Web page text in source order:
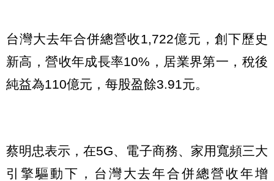
台灣大去年合併總營收1,722億元，創下歷史
新高，營收年成長率10%，居業界第一，稅後
純益為110億元，每股盈餘3.91元。
蔡明忠表示，在5G、電子商務、家用寬頻三大
引擎驅動下，台灣大去年合併總營收年增